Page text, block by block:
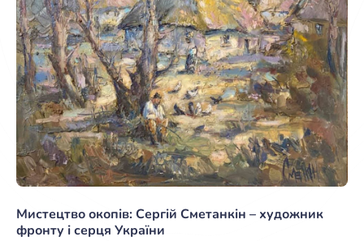
Мистецтво окопів: Сергій Сметанкін – художник
фронту і серця України